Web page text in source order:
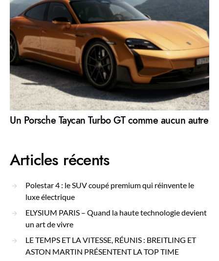
Un Porsche Taycan Turbo GT comme aucun autre
Articles récents
Polestar 4 : le SUV coupé premium qui réinvente le
luxe électrique
ELYSIUM PARIS – Quand la haute technologie devient
un art de vivre
LE TEMPS ET LA VITESSE, RÉUNIS : BREITLING ET
ASTON MARTIN PRÉSENTENT LA TOP TIME